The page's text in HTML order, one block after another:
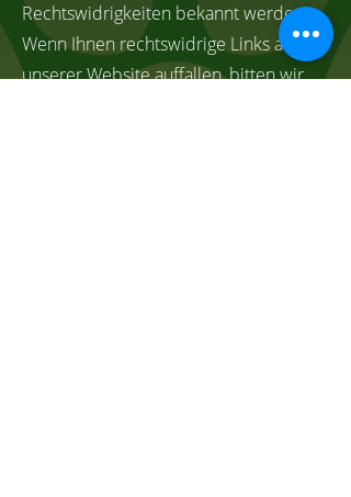
Rechtswidrigkeiten bekannt werden.
Wenn Ihnen rechtswidrige Links auf
unserer Website auffallen, bitten wir